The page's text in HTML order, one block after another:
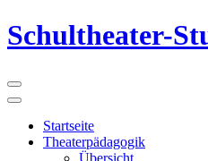
Schultheater-
Startseite
Theaterpädagogik
Übersicht